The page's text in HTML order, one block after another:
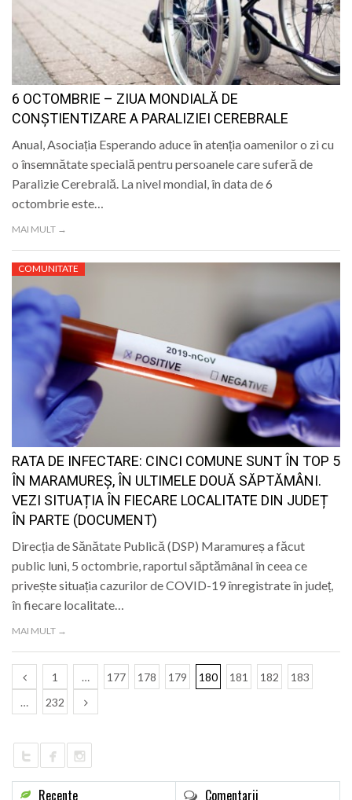
6 OCTOMBRIE – ZIUA MONDIALĂ DE
CONŞTIENTIZARE A PARALIZIEI CEREBRALE
Anual, Asociația Esperando aduce în atenția oamenilor o zi cu
o însemnătate specială pentru persoanele care suferă de
Paralizie Cerebrală. La nivel mondial, în data de 6
octombrie este…
MAI MULT →
COMUNITATE
RATA DE INFECTARE: CINCI COMUNE SUNT ÎN TOP 5
ÎN MARAMUREȘ, ÎN ULTIMELE DOUĂ SĂPTĂMÂNI.
VEZI SITUAȚIA ÎN FIECARE LOCALITATE DIN JUDEȚ
ÎN PARTE (DOCUMENT)
Direcția de Sănătate Publică (DSP) Maramureș a făcut
public luni, 5 octombrie, raportul săptămânal în ceea ce
privește situația cazurilor de COVID-19 înregistrate în județ,
în fiecare localitate…
MAI MULT →
1 … 177 178 179 180 181 182
183
…
232
Recente Comentarii